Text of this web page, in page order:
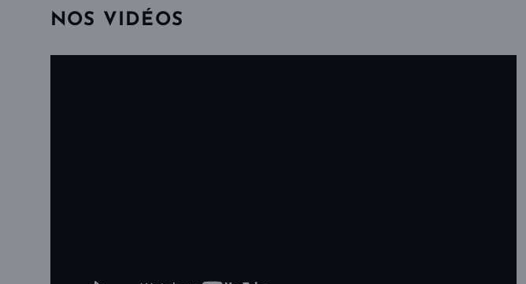
NOS VIDÉOS